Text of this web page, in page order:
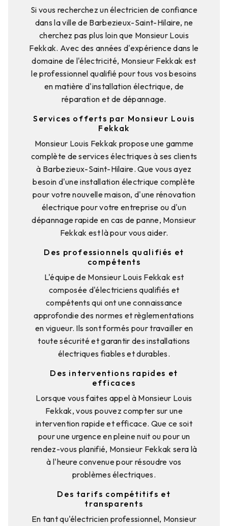
Si vous recherchez un électricien de confiance
dans la ville de Barbezieux-Saint-Hilaire, ne
cherchez pas plus loin que Monsieur Louis
Fekkak. Avec des années d'expérience dans le
domaine de l'électricité, Monsieur Fekkak est
le professionnel qualifié pour tous vos besoins
en matière d'installation électrique, de
réparation et de dépannage.
Services offerts par Monsieur Louis
Fekkak
Monsieur Louis Fekkak propose une gamme
complète de services électriques à ses clients
à Barbezieux-Saint-Hilaire. Que vous ayez
besoin d'une installation électrique complète
pour votre nouvelle maison, d'une rénovation
électrique pour votre entreprise ou d'un
dépannage rapide en cas de panne, Monsieur
Fekkak est là pour vous aider.
Des professionnels qualifiés et
compétents
L'équipe de Monsieur Louis Fekkak est
composée d'électriciens qualifiés et
compétents qui ont une connaissance
approfondie des normes et règlementations
en vigueur. Ils sont formés pour travailler en
toute sécurité et garantir des installations
électriques fiables et durables.
Des interventions rapides et
efficaces
Lorsque vous faites appel à Monsieur Louis
Fekkak, vous pouvez compter sur une
intervention rapide et efficace. Que ce soit
pour une urgence en pleine nuit ou pour un
rendez-vous planifié, Monsieur Fekkak sera là
à l'heure convenue pour résoudre vos
problèmes électriques.
Des tarifs compétitifs et
transparents
En tant qu'électricien professionnel, Monsieur